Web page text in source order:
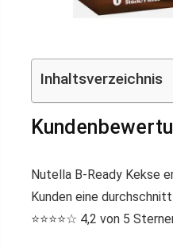
Inhaltsverzeichnis
Nutella B-Ready Kekse
Kunden eine
⭐️⭐️⭐️⭐️☆ 4,2 von 5